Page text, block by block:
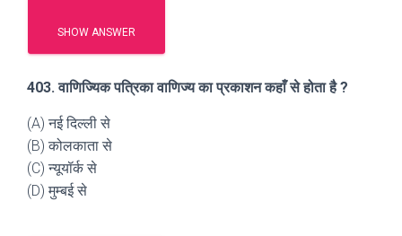
SHOW ANSWER
403. वाणिज्यिक पत्रिका वाणिज्य का प्रकाशन कहाँ से होता है ?
(A) नई दिल्ली से
(B) कोलकाता से
(C) न्यूयॉर्क से
(D) मुम्बई से